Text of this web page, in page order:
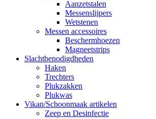
Aanzetstalen
Messenslijpers
Wetstenen
Messen accessoires
Beschermhoezen
Magneetstrips
Slachtbenodigdheden
Haken
Trechters
Plukzakken
Plukwas
Vikan/Schoonmaak artikelen
Zeep en Desinfectie